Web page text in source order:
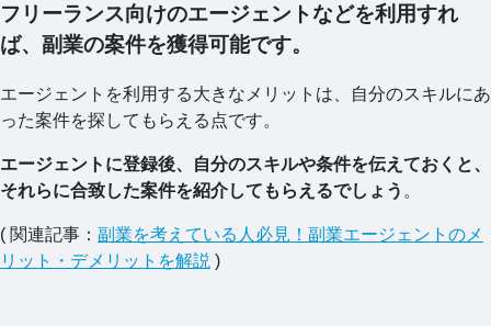
フリーランス向けのエージェントなどを利用すれ
ば、副業の案件を獲得可能です。
エージェントを利用する大きなメリットは、自分のスキルにあ
った案件を探してもらえる点です。
エージェントに登録後、自分のスキルや条件を伝えておくと、
それらに合致した案件を紹介してもらえるでしょう 。
( 関連記事： 副業を考えている人必見！副業エージェントのメ
リット・デメリットを解説 )